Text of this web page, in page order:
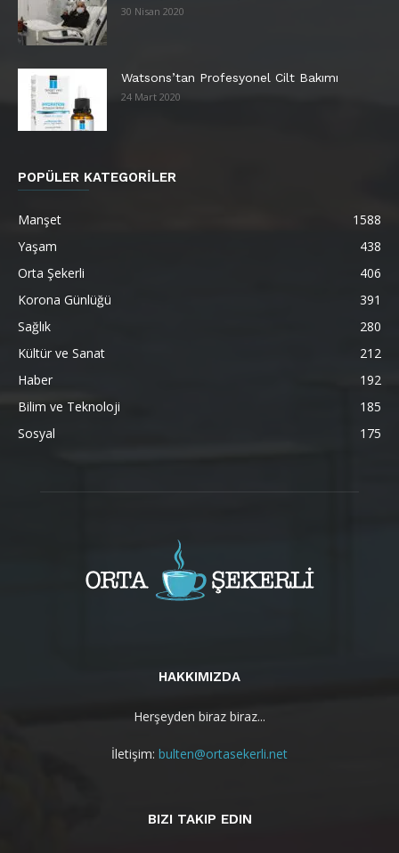
30 Nisan 2020
Watsons’tan Profesyonel Cilt Bakımı
24 Mart 2020
POPÜLER KATEGORİLER
Manşet
1588
Yaşam
438
Orta Şekerli
406
Korona Günlüğü
391
Sağlık
280
Kültür ve Sanat
212
Haber
192
Bilim ve Teknoloji
185
Sosyal
175
HAKKIMIZDA
Herşeyden biraz biraz...
İletişim: bulten@ortasekerli.net
BIZI TAKIP EDIN